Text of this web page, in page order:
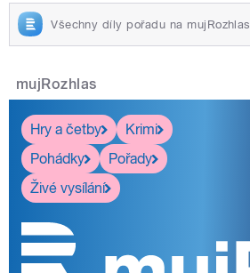
Všechny díly pořadu na mujRozhlas
mujRozhlas
Hry a četby
Krimi
Pohádky
Pořady
Živé vysílání